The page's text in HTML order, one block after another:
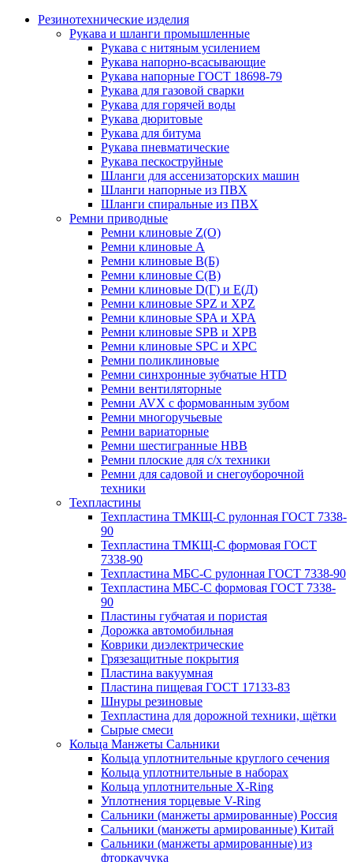
Резинотехнические изделия
Рукава и шланги промышленные
Рукава с нитяным усилением
Рукава напорно-всасывающие
Рукава напорные ГОСТ 18698-79
Рукава для газовой сварки
Рукава для горячей воды
Рукава дюритовые
Рукава для битума
Рукава пневматические
Рукава пескоструйные
Шланги для ассенизаторских машин
Шланги напорные из ПВХ
Шланги спиральные из ПВХ
Ремни приводные
Ремни клиновые Z(О)
Ремни клиновые А
Ремни клиновые В(Б)
Ремни клиновые С(В)
Ремни клиновые D(Г) и Е(Д)
Ремни клиновые SPZ и XPZ
Ремни клиновые SPA и XPA
Ремни клиновые SPB и XPB
Ремни клиновые SPC и XPC
Ремни поликлиновые
Ремни синхронные зубчатые HTD
Ремни вентиляторные
Ремни AVX с формованным зубом
Ремни многоручьевые
Ремни вариаторные
Ремни шестигранные HBB
Ремни плоские для с/х техники
Ремни для садовой и снегоуборочной
техники
Техпластины
Техпластина ТМКЩ-С рулонная ГОСТ 7338-
90
Техпластина ТМКЩ-С формовая ГОСТ
7338-90
Техпластина МБС-С рулонная ГОСТ 7338-90
Техпластина МБС-С формовая ГОСТ 7338-
90
Пластины губчатая и пористая
Дорожка автомобильная
Коврики диэлектрические
Грязезащитные покрытия
Пластина вакуумная
Пластина пищевая ГОСТ 17133-83
Шнуры резиновые
Техпластина для дорожной техники, щётки
Сырые смеси
Кольца Манжеты Сальники
Кольца уплотнительные круглого сечения
Кольца уплотнительные в наборах
Кольца уплотнительные Х-Ring
Уплотнения торцевые V-Ring
Сальники (манжеты армированные) Россия
Сальники (манжеты армированные) Китай
Сальники (манжеты армированные) из
фторкаучука